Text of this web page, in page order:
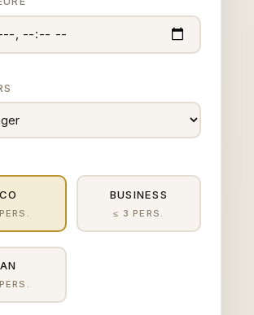
BUSINESS
≤ 3 PERS.